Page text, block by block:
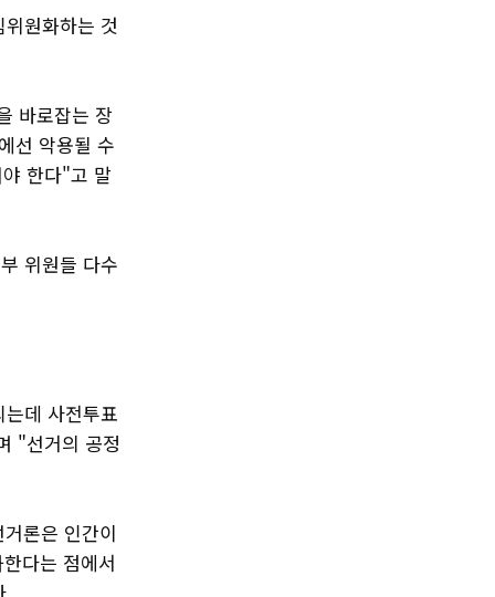
원화하는 것
바로잡는 장
선 악용될 수
한다"고 말
위원들 다수
데 사전투표
"선거의 공정
론은 인간이
다는 점에서